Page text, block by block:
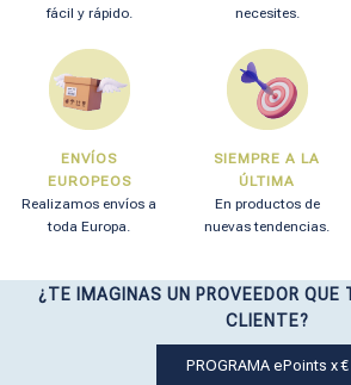
fácil y rápido.
necesites.
ENVÍOS
EUROPEOS
Realizamos envíos a
toda Europa.
SIEMPRE A LA
ÚLTIMA
En productos de
nuevas tendencias.
¿TE IMAGINAS UN PROVEEDOR QUE
CLIENTE?
PROGRAMA ePoints x €